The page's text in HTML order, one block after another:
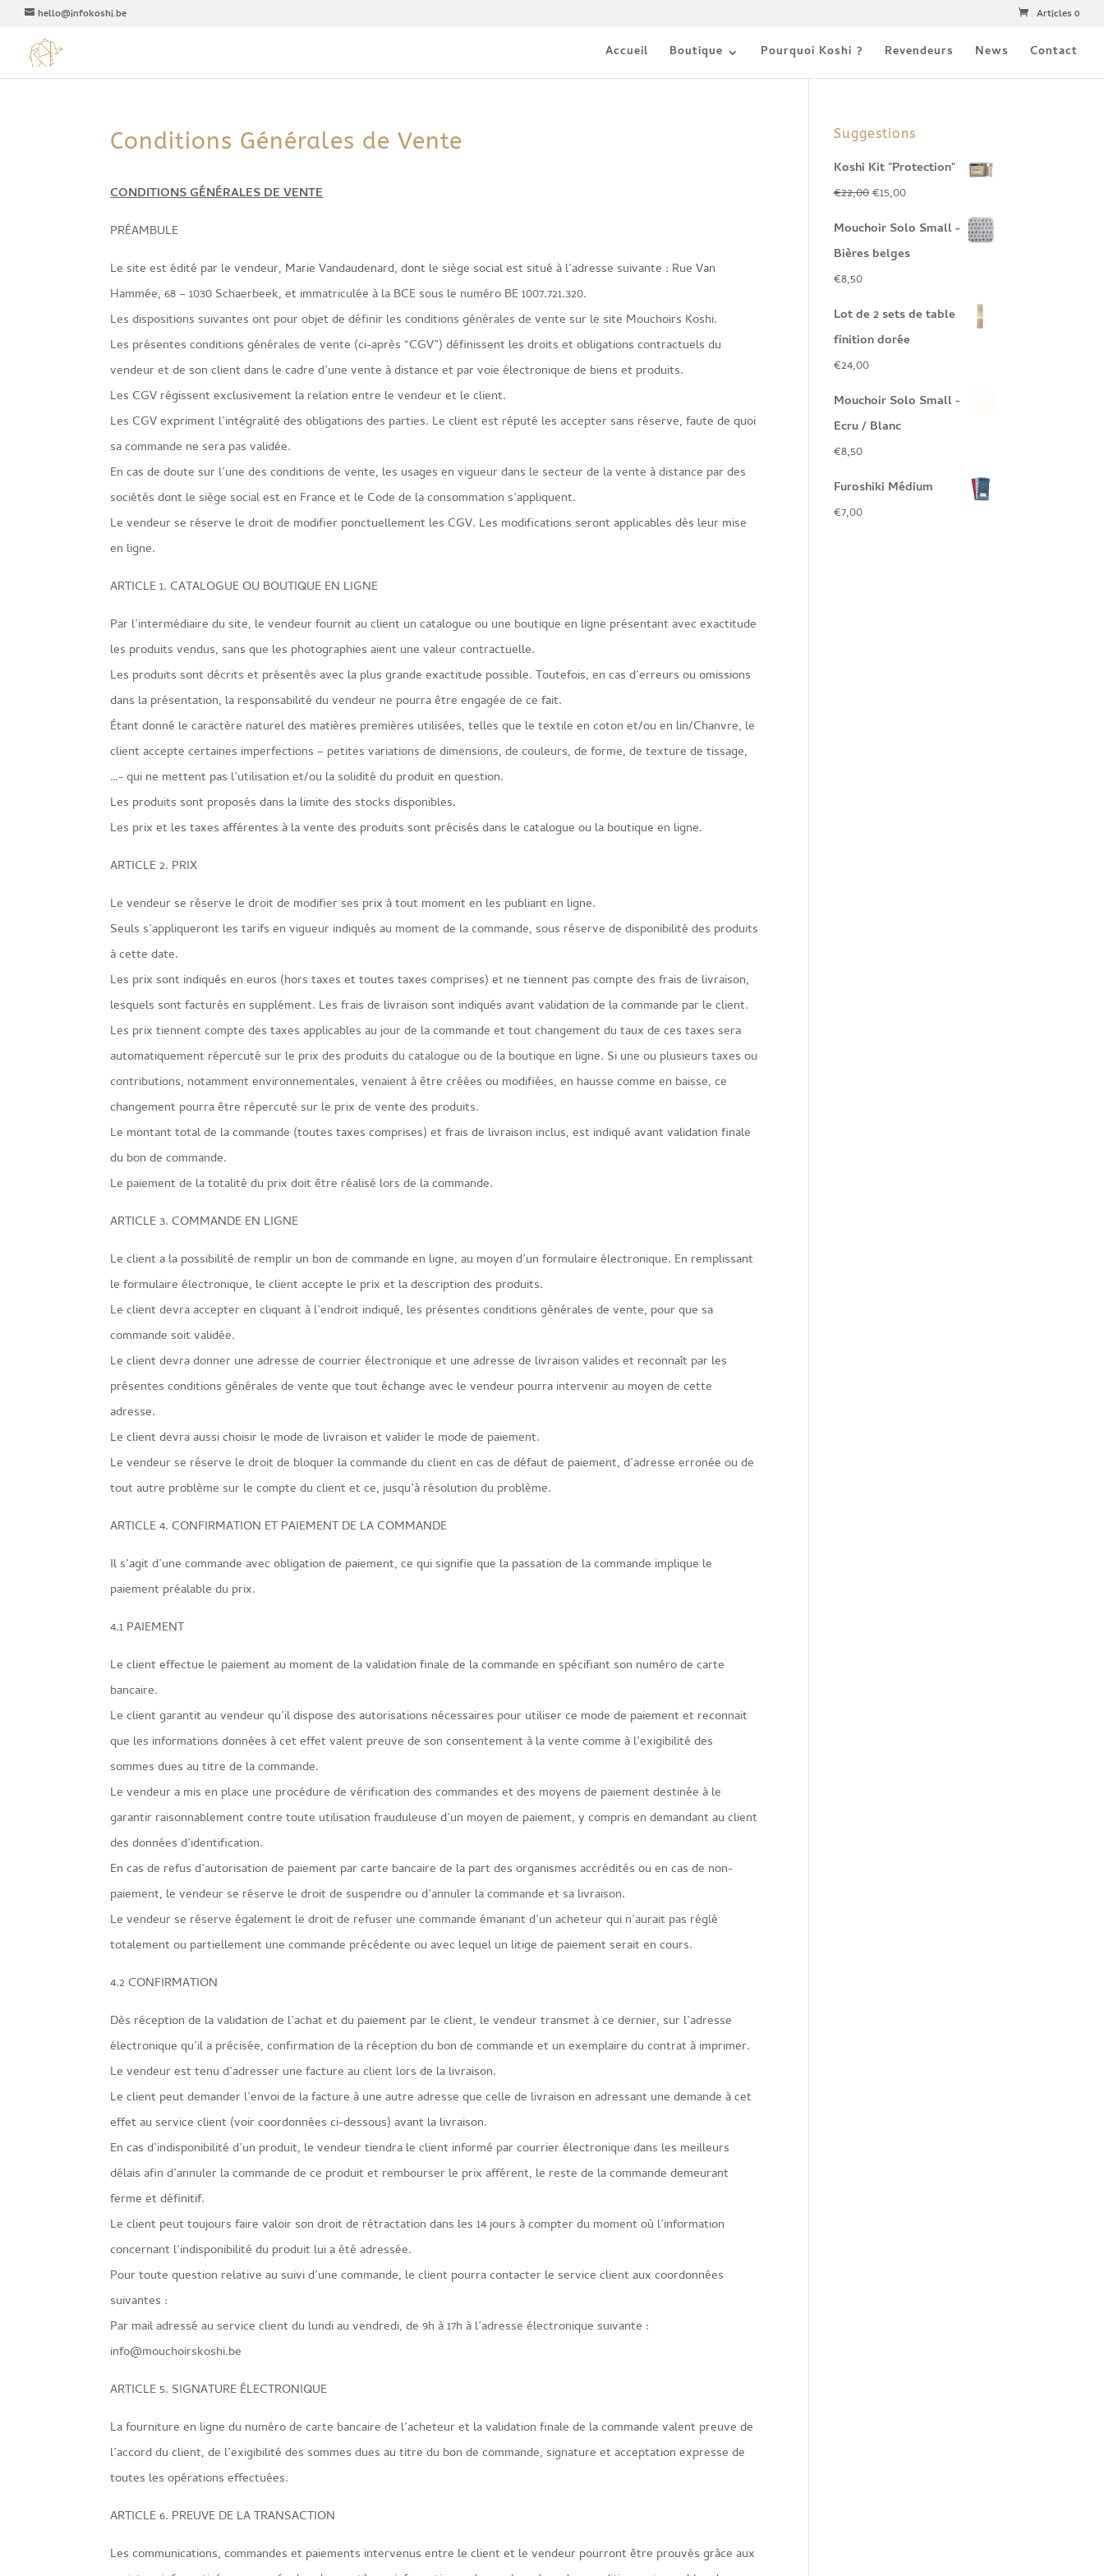
hello@infokoshi.be Articles 0
Accueil Boutique Pourquoi Koshi ? Revendeurs News Contact
Conditions Générales de Vente
CONDITIONS GÉNÉRALES DE VENTE
PRÉAMBULE
Le site est édité par le vendeur, Marie Vandaudenard, dont le siège social est situé à l’adresse suivante : Rue Van
Hammée, 68 – 1030 Schaerbeek, et immatriculée à la BCE sous le numéro BE 1007.721.320.
Les dispositions suivantes ont pour objet de définir les conditions générales de vente sur le site Mouchoirs Koshi.
Les présentes conditions générales de vente (ci-après “CGV”) définissent les droits et obligations contractuels du
vendeur et de son client dans le cadre d’une vente à distance et par voie électronique de biens et produits.
Les CGV régissent exclusivement la relation entre le vendeur et le client.
Les CGV expriment l’intégralité des obligations des parties. Le client est réputé les accepter sans réserve, faute de quoi
sa commande ne sera pas validée.
En cas de doute sur l’une des conditions de vente, les usages en vigueur dans le secteur de la vente à distance par des
sociétés dont le siège social est en France et le Code de la consommation s’appliquent.
Le vendeur se réserve le droit de modifier ponctuellement les CGV. Les modifications seront applicables dès leur mise
en ligne.
ARTICLE 1. CATALOGUE OU BOUTIQUE EN LIGNE
Par l’intermédiaire du site, le vendeur fournit au client un catalogue ou une boutique en ligne présentant avec exactitude
les produits vendus, sans que les photographies aient une valeur contractuelle.
Les produits sont décrits et présentés avec la plus grande exactitude possible. Toutefois, en cas d’erreurs ou omissions
dans la présentation, la responsabilité du vendeur ne pourra être engagée de ce fait.
Étant donné le caractère naturel des matières premières utilisées, telles que le textile en coton et/ou en lin/Chanvre, le
client accepte certaines imperfections – petites variations de dimensions, de couleurs, de forme, de texture de tissage,
…- qui ne mettent pas l’utilisation et/ou la solidité du produit en question.
Les produits sont proposés dans la limite des stocks disponibles.
Les prix et les taxes afférentes à la vente des produits sont précisés dans le catalogue ou la boutique en ligne.
ARTICLE 2. PRIX
Le vendeur se réserve le droit de modifier ses prix à tout moment en les publiant en ligne.
Seuls s’appliqueront les tarifs en vigueur indiqués au moment de la commande, sous réserve de disponibilité des produits
à cette date.
Les prix sont indiqués en euros (hors taxes et toutes taxes comprises) et ne tiennent pas compte des frais de livraison,
lesquels sont facturés en supplément. Les frais de livraison sont indiqués avant validation de la commande par le client.
Les prix tiennent compte des taxes applicables au jour de la commande et tout changement du taux de ces taxes sera
automatiquement répercuté sur le prix des produits du catalogue ou de la boutique en ligne. Si une ou plusieurs taxes ou
contributions, notamment environnementales, venaient à être créées ou modifiées, en hausse comme en baisse, ce
changement pourra être répercuté sur le prix de vente des produits.
Le montant total de la commande (toutes taxes comprises) et frais de livraison inclus, est indiqué avant validation finale
du bon de commande.
Le paiement de la totalité du prix doit être réalisé lors de la commande.
ARTICLE 3. COMMANDE EN LIGNE
Le client a la possibilité de remplir un bon de commande en ligne, au moyen d’un formulaire électronique. En remplissant
le formulaire électronique, le client accepte le prix et la description des produits.
Le client devra accepter en cliquant à l’endroit indiqué, les présentes conditions générales de vente, pour que sa
commande soit validée.
Le client devra donner une adresse de courrier électronique et une adresse de livraison valides et reconnaît par les
présentes conditions générales de vente que tout échange avec le vendeur pourra intervenir au moyen de cette
adresse.
Le client devra aussi choisir le mode de livraison et valider le mode de paiement.
Le vendeur se réserve le droit de bloquer la commande du client en cas de défaut de paiement, d’adresse erronée ou de
tout autre problème sur le compte du client et ce, jusqu’à résolution du problème.
ARTICLE 4. CONFIRMATION ET PAIEMENT DE LA COMMANDE
Il s’agit d’une commande avec obligation de paiement, ce qui signifie que la passation de la commande implique le
paiement préalable du prix.
4.1 PAIEMENT
Le client effectue le paiement au moment de la validation finale de la commande en spécifiant son numéro de carte
bancaire.
Le client garantit au vendeur qu’il dispose des autorisations nécessaires pour utiliser ce mode de paiement et reconnait
que les informations données à cet effet valent preuve de son consentement à la vente comme à l’exigibilité des
sommes dues au titre de la commande.
Le vendeur a mis en place une procédure de vérification des commandes et des moyens de paiement destinée à le
garantir raisonnablement contre toute utilisation frauduleuse d’un moyen de paiement, y compris en demandant au client
des données d’identification.
En cas de refus d’autorisation de paiement par carte bancaire de la part des organismes accrédités ou en cas de non-
paiement, le vendeur se réserve le droit de suspendre ou d’annuler la commande et sa livraison.
Le vendeur se réserve également le droit de refuser une commande émanant d’un acheteur qui n’aurait pas réglé
totalement ou partiellement une commande précédente ou avec lequel un litige de paiement serait en cours.
4.2 CONFIRMATION
Dès réception de la validation de l’achat et du paiement par le client, le vendeur transmet à ce dernier, sur l’adresse
électronique qu’il a précisée, confirmation de la réception du bon de commande et un exemplaire du contrat à imprimer.
Le vendeur est tenu d’adresser une facture au client lors de la livraison.
Le client peut demander l’envoi de la facture à une autre adresse que celle de livraison en adressant une demande à cet
effet au service client (voir coordonnées ci-dessous) avant la livraison.
En cas d’indisponibilité d’un produit, le vendeur tiendra le client informé par courrier électronique dans les meilleurs
délais afin d’annuler la commande de ce produit et rembourser le prix afférent, le reste de la commande demeurant
ferme et définitif.
Le client peut toujours faire valoir son droit de rétractation dans les 14 jours à compter du moment où l’information
concernant l’indisponibilité du produit lui a été adressée.
Pour toute question relative au suivi d’une commande, le client pourra contacter le service client aux coordonnées
suivantes :
Par mail adressé au service client du lundi au vendredi, de 9h à 17h à l’adresse électronique suivante :
info@mouchoirskoshi.be
ARTICLE 5. SIGNATURE ÉLECTRONIQUE
La fourniture en ligne du numéro de carte bancaire de l’acheteur et la validation finale de la commande valent preuve de
l’accord du client, de l’exigibilité des sommes dues au titre du bon de commande, signature et acceptation expresse de
toutes les opérations effectuées.
ARTICLE 6. PREUVE DE LA TRANSACTION
Les communications, commandes et paiements intervenus entre le client et le vendeur pourront être prouvés grâce aux
Suggestions
Koshi Kit "Protection"
€22,00Le
prix
initial
€15,00Le
prix
Mouchoir Solo Small -
Bières belges
€8,50
Lot de 2 sets de table
finition dorée
€24,00
Mouchoir Solo Small -
Ecru / Blanc
€8,50
Furoshiki Médium
€7,00